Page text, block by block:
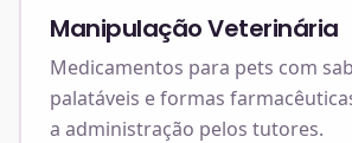
Manipulação Veterinária
Medicamentos para pets com
palatáveis e formas
a administração pelos tutores.